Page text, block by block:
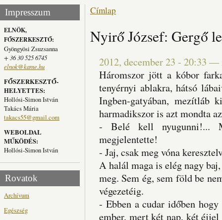
Impresszum
ELNÖK,
FŐSZERKESZTŐ:
Gyöngyösi Zsuzsanna
+ 36 30 525 6745
elnok@kame.hu
FŐSZERKESZTŐ-
HELYETTES:
Hollósi-Simon István
Takács Mária
takacs55@gmail.com
WEBOLDAL
MŰKÖDÉS:
Hollósi-Simon István
Rovatok
Archívum
Egészség
Jelenlegi hely
Címlap
Nyirő József: Gergő
2012, december 23 - 20:33 —
Háromszor jött a kóbor
tenyérnyi ablakra, hátsó
Ingben-gatyában, mezítláb
harmadikszor is azt mondta
- Belé kell nyugunni!...
megjelentette!
- Jaj, csak meg vóna
A halál maga is elég nagy
meg. Sem ég, sem föld be
végezetéig.
- Ebben a cudar időben
ember, mert két nap, két